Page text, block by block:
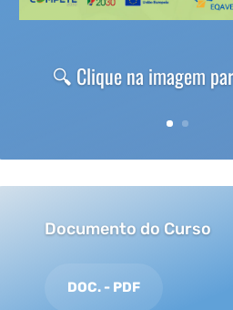
🔍 Clique na imagem
Documento do Curso
DOC. - PDF